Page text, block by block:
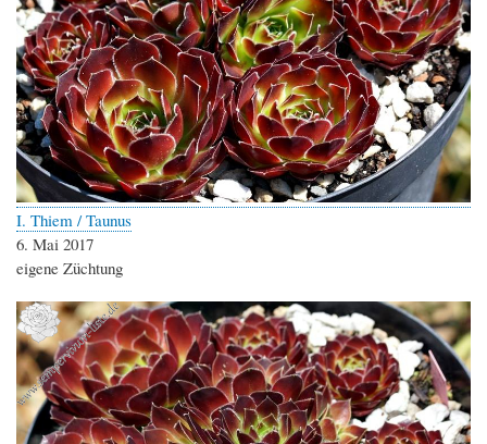
I. Thiem / Taunus
6. Mai 2017
eigene Züchtung